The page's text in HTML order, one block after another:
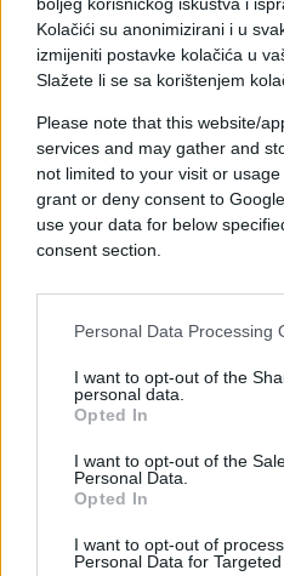
Kolačići su anonimizirani i u
izmijeniti postavke kolačića u
Slažete li se sa korištenjem
Please note that this website/
services and may gather and
not limited to your visit or
grant or deny consent to
use your data for below
consent section.
Personal Data Processing
I want to opt-out of the
personal data.
Opted In
I want to opt-out of the
Personal Data.
Opted In
I want to opt-out of
Personal Data for Targeted
#knjige